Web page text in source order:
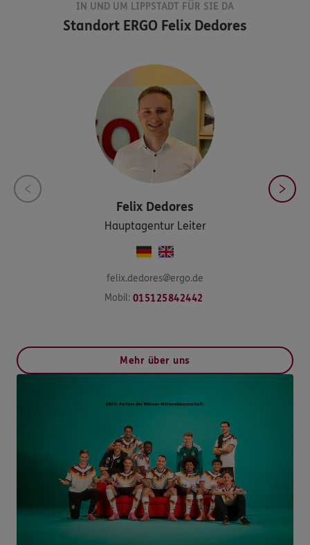
IN UND UM LIPPSTADT FÜR SIE DA
Standort ERGO Felix Dedores
Felix Dedores
Hauptagentur Leiter
felix.dedores@ergo.de
Mobil: 015125842442
Mehr über uns